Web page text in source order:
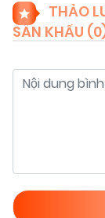
THẢO
SÂN KHẤU (0